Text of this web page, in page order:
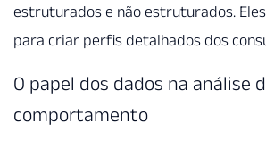
estruturados e não estruturados.
para criar perfis detalhados dos
O papel dos dados na análise
comportamento